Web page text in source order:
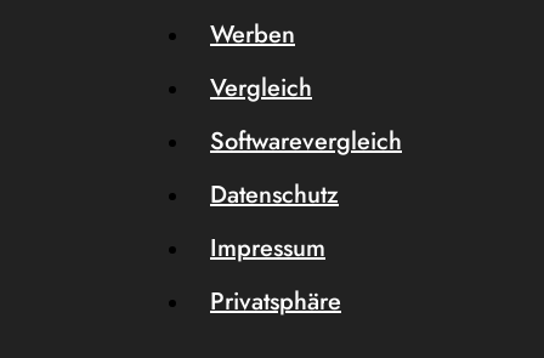
Werben
Vergleich
Softwarevergleich
Datenschutz
Impressum
Privatsphäre